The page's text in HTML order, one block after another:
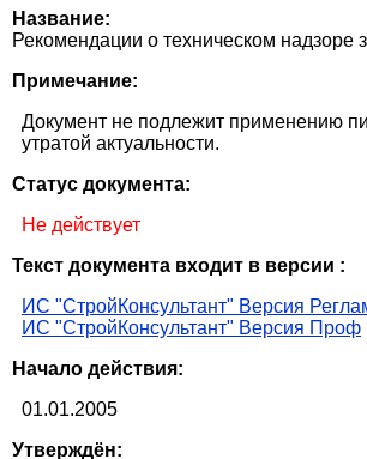
Название:
Рекомендации о техническом
Примечание:
Документ не подлежит применению
утратой актуальности.
Статус документа:
Не действует
Текст документа входит в версии :
ИС "СтройКонсультант" Версия
ИС "СтройКонсультант" Версия Проф
Начало действия:
01.01.2005
Утверждён: